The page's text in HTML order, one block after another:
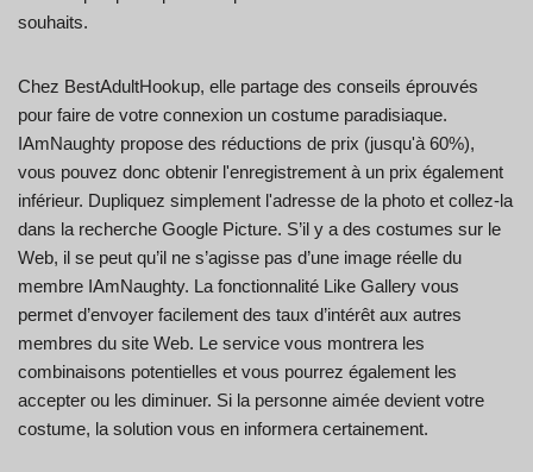
souhaits.
Chez BestAdultHookup, elle partage des conseils éprouvés
pour faire de votre connexion un costume paradisiaque.
IAmNaughty propose des réductions de prix (jusqu'à 60%),
vous pouvez donc obtenir l'enregistrement à un prix également
inférieur. Dupliquez simplement l'adresse de la photo et collez-la
dans la recherche Google Picture. S’il y a des costumes sur le
Web, il se peut qu’il ne s’agisse pas d’une image réelle du
membre IAmNaughty. La fonctionnalité Like Gallery vous
permet d’envoyer facilement des taux d’intérêt aux autres
membres du site Web. Le service vous montrera les
combinaisons potentielles et vous pourrez également les
accepter ou les diminuer. Si la personne aimée devient votre
costume, la solution vous en informera certainement.